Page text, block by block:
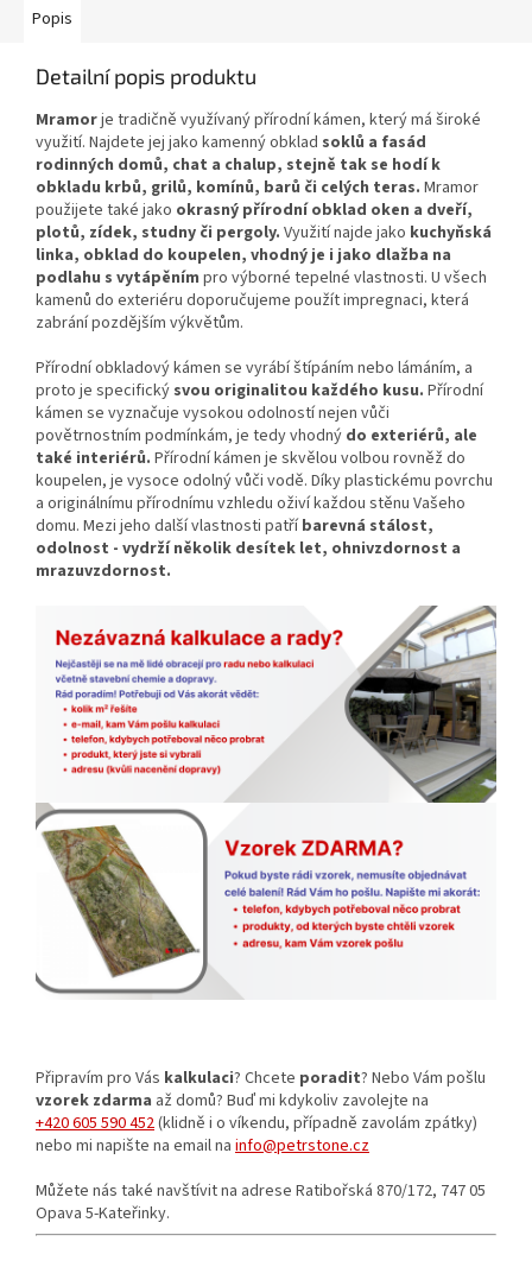
Popis
Detailní popis produktu
Mramorje tradičně využívaný přírodní kámen, který má široké
využití. Najdete jej jako kamenný obklad soklů a fasád
rodinných domů, chat a chalup, stejně tak se hodí k
obkladu krbů, grilů, komínů, barů či celých teras. Mramor
použijete také jako okrasný přírodní obklad oken a dveří,
plotů, zídek, studny či pergoly. Využití najde jako kuchyňská
linka, obklad do koupelen, vhodný je i jako dlažba na
podlahu s vytápěním pro výborné tepelné vlastnosti. U všech
kamenů do exteriéru doporučujeme použít impregnaci, která
zabrání pozdějším výkvětům.
Přírodní obkladový kámen se vyrábí štípáním nebo lámáním, a
proto je specifický svou originalitou každého kusu. Přírodní
kámen se vyznačuje vysokou odolností nejen vůči
povětrnostním podmínkám, je tedy vhodný do exteriérů, ale
také interiérů. Přírodní kámen je skvělou volbou rovněž do
koupelen, je vysoce odolný vůči vodě. Díky plastickému povrchu
a originálnímu přírodnímu vzhledu oživí každou stěnu Vašeho
domu. Mezi jeho další vlastnosti patří barevná stálost,
odolnost - vydrží několik desítek let, ohnivzdornost a
mrazuvzdornost.
Připravím pro Vás kalkulaci? Chcete poradit? Nebo Vám pošlu
vzorek zdarma až domů? Buď mi kdykoliv zavolejte na
+420 605 590 452(klidně i o víkendu, případně zavolám zpátky)
nebo mi napište na email na info@petrstone.cz
Můžete nás také navštívit na adrese Ratibořská 870/172, 747 05
Opava 5-Kateřinky.